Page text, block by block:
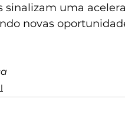
sinalizam uma
novas